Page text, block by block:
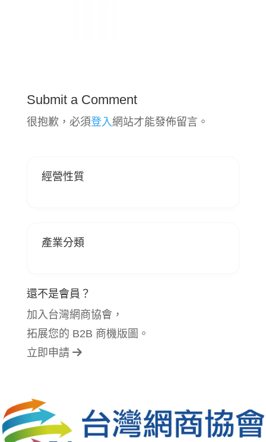
Submit a Comment
很抱歉，必須登入 網站才能發佈留言。
經營性質
產業分類
還不是會員？
加入台灣網商協會，
拓展您的 B2B 商機版圖。
立即申請